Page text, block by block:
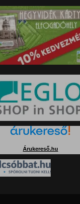
Árukereső.hu